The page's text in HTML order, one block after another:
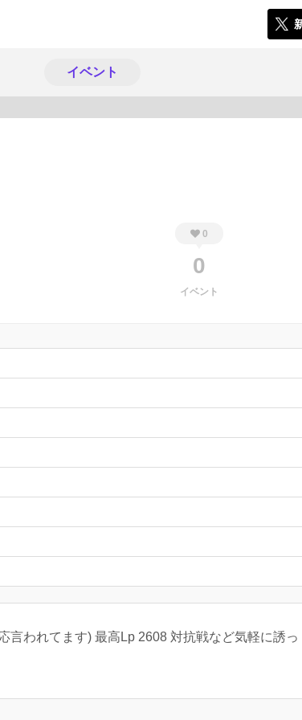
イベント
0
0
イベント
言われてます) 最高Lp 2608 対抗戦など気軽に誘っ